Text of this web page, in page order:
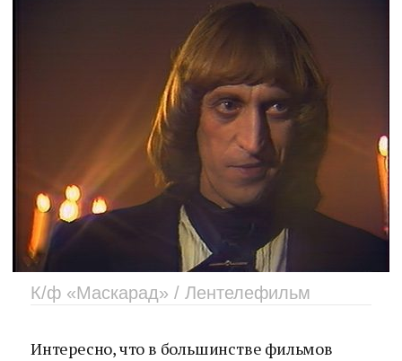
К/ф «Маскарад» / Лентелефильм
Интересно, что в большинстве фильмов